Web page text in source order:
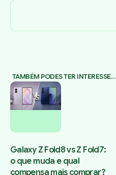
TAMBÉM PODES TER INTERESSE…
Galaxy Z Fold8 vs Z Fold7:
o que muda e qual
compensa mais comprar?